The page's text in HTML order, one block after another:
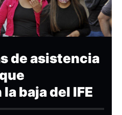
de asistencia
baja del IFE